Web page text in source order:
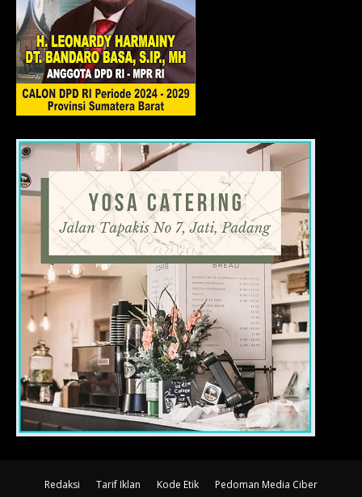
Redaksi Tarif Iklan Kode Etik Pedoman Media Ciber